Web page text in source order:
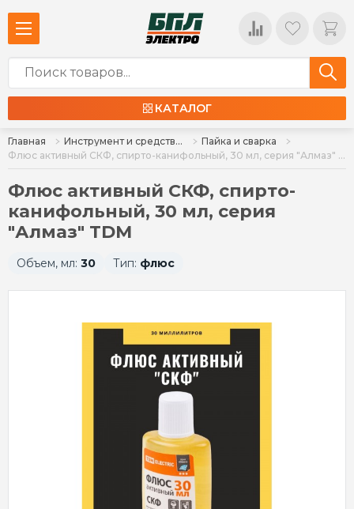
КАТАЛОГ
Главная Инструмент и средства индивидуальной защиты
Пайка и сварка
Флюс активный СКФ, спирто-канифольный, 30 мл, серия "Алмаз" TDM
Флюс активный СКФ, спирто-
канифольный, 30 мл, серия
"Алмаз" TDM
Объем, мл: 30 Тип: флюс